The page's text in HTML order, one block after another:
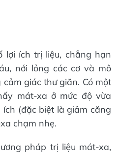
lợi ích trị liệu, chẳng hạn
nới lỏng các cơ và mô
giác thư giãn. Có một
mát-xa ở mức độ vừa
(đặc biệt là giảm căng
chạm nhẹ.
pháp trị liệu mát-xa,